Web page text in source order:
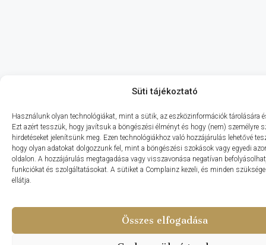
Süti tájékoztató
Használunk olyan technológiákat, mint a sütik, az eszközinformációk tárolására
Ezt azért tesszük, hogy javítsuk a böngészési élményt és hogy (nem) személyre
hirdetéseket jelenítsünk meg. Ezen technológiákhoz való hozzájárulás lehetővé
hogy olyan adatokat dolgozzunk fel, mint a böngészési szokások vagy egyedi
oldalon. A hozzájárulás megtagadása vagy visszavonása negatívan
funkciókat és szolgáltatásokat. A sütiket a Complainz kezeli, és minden
ellátja.
Összes elfogadása